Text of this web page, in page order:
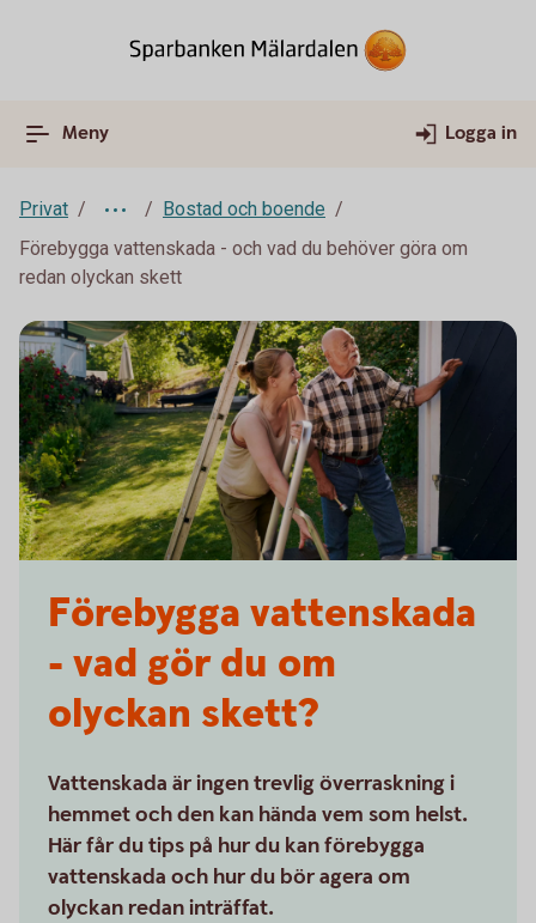
Meny Logga in
Privat
Bostad och boende
Förebygga vattenskada - och vad du behöver göra om
redan olyckan skett
Förebygga vattenskada
- vad gör du om
olyckan skett?
Vattenskada är ingen trevlig överraskning i
hemmet och den kan hända vem som helst.
Här får du tips på hur du kan förebygga
vattenskada och hur du bör agera om
olyckan redan inträffat.